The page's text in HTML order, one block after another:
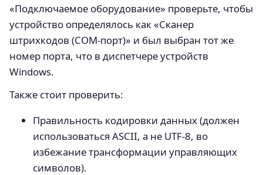
«Подключаемое оборудование» проверьте, чтобы
устройство определялось как «Сканер
штрихкодов (COM-порт)» и был выбран тот же
номер порта, что в диспетчере устройств
Windows.
Также стоит проверить:
Правильность кодировки данных (должен
использоваться ASCII, а не UTF-8, во
избежание трансформации управляющих
символов).